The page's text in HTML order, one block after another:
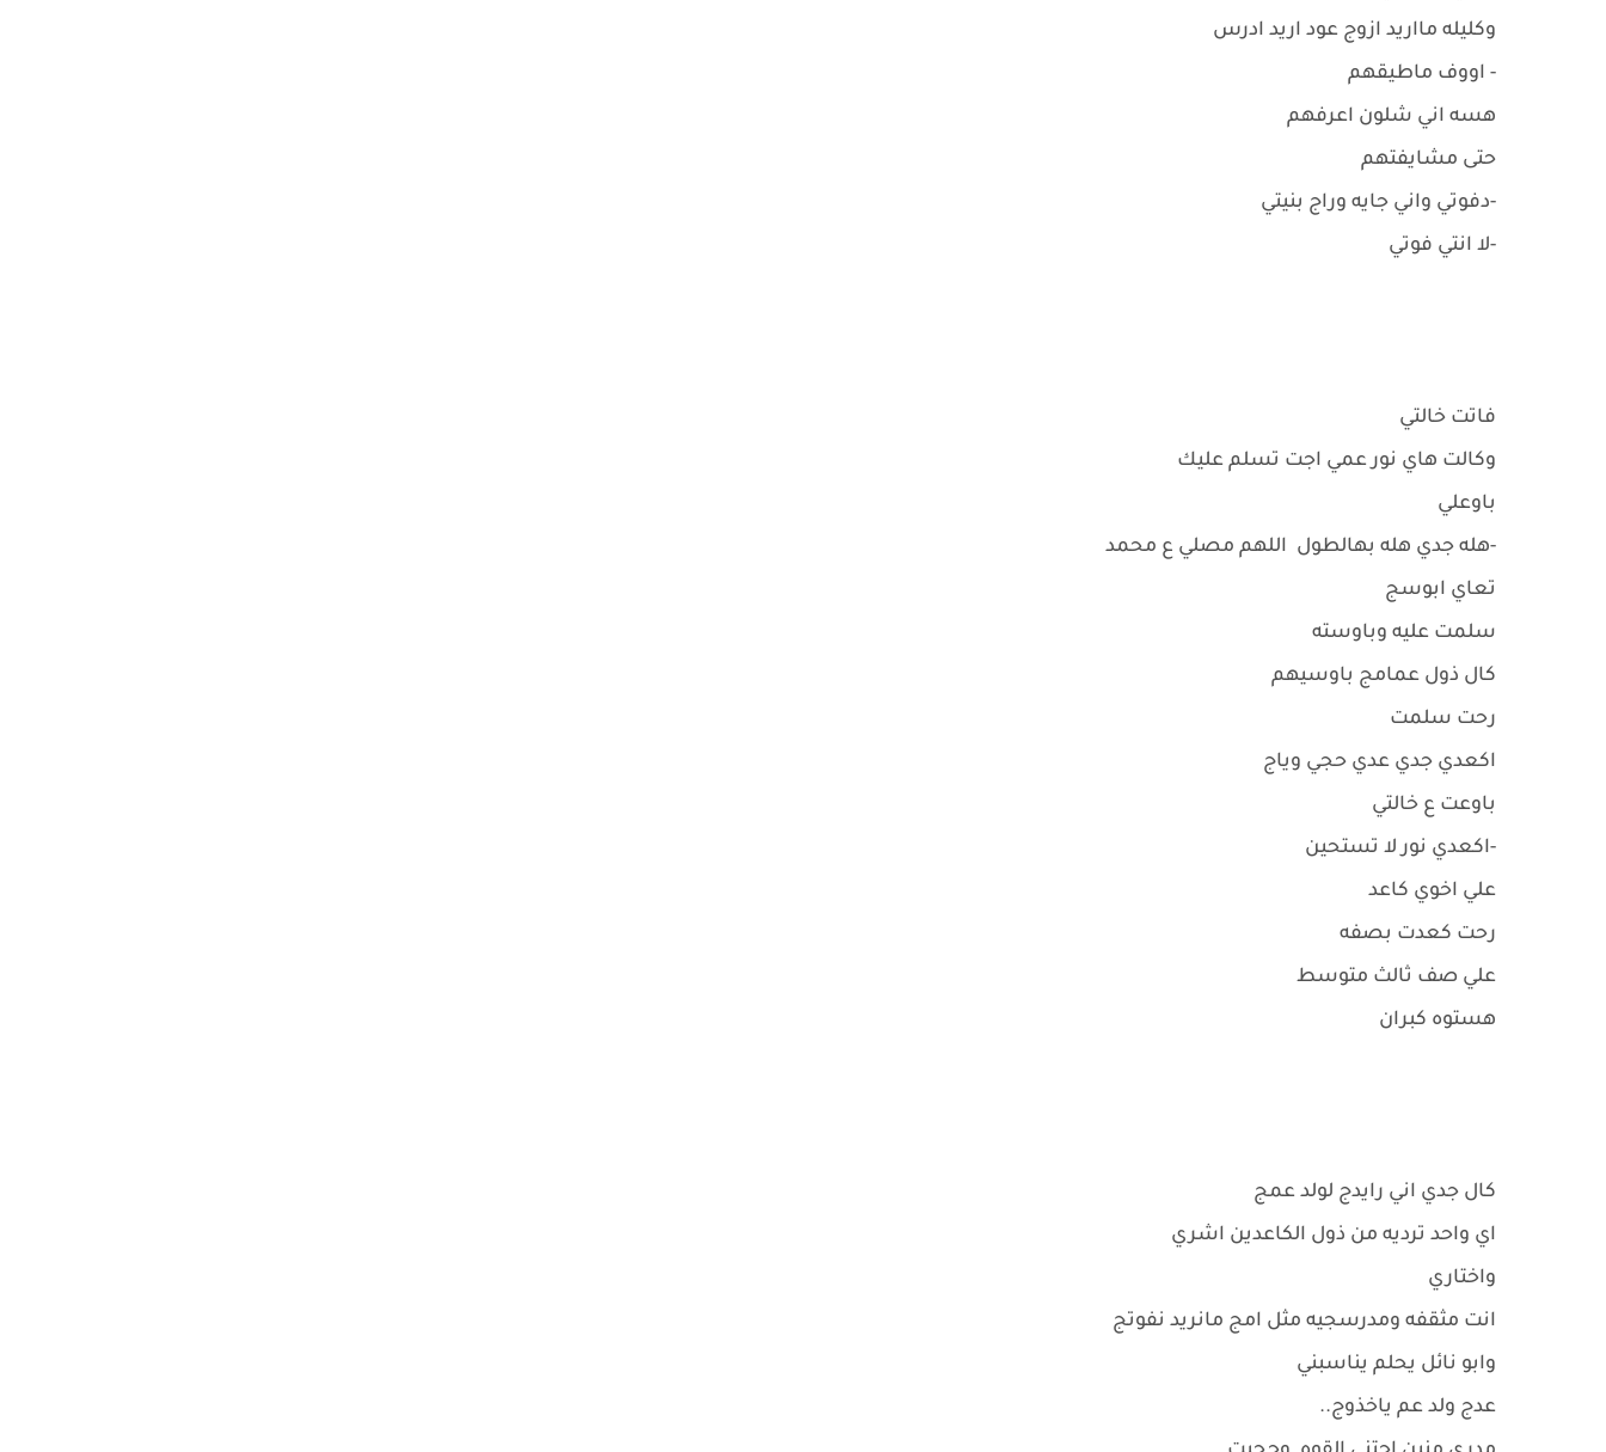
وكليله مااريد ازوج عود اريد ادرس
- اووف ماطيقهم
هسه اني شلون اعرفهم
حتى مشايفتهم
-دفوتي واني جايه وراج بنيتي
-لا انتي فوتي
فاتت خالتي
وكالت هاي نور عمي اجت تسلم عليك
باوعلي
-هله جدي هله بهالطول اللهم مصلي ع محمد
تعاي ابوسج
سلمت عليه وباوسته
كال ذول عمامج باوسيهم
رحت سلمت
اكعدي جدي عدي حجي وياج
باوعت ع خالتي
-اكعدي نور لا تستحين
علي اخوي كاعد
رحت كعدت بصفه
علي صف ثالث متوسط
هستوه كبران
كال جدي اني رايدج لولد عمج
اي واحد ترديه من ذول الكاعدين اشري
واختاري
انت مثقفه ومدرسجيه مثل امج مانريد نفوتج
وابو نائل يحلم يناسبني
عدج ولد عم ياخذوج..